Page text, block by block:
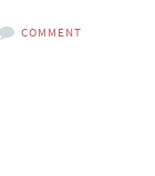
COMMENT